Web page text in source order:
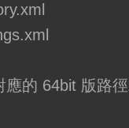
應的 64bit 版路